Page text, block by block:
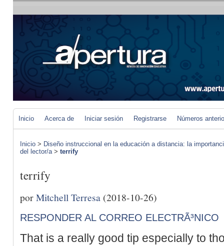
Inicio Acerca de Iniciar sesión Registrarse Números
Inicio > Diseño instruccional en la educación a distancia: la
del lector/a> terrify
terrify
porMitchell Terresa (2018-10-26)
RESPONDER AL CORREO ELECTRÃ³NICO
That is a really good tip especially to